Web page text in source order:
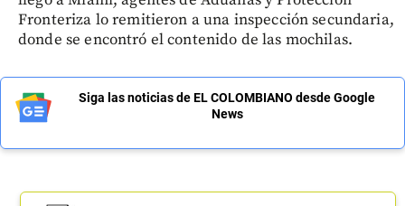
Fronteriza lo remitieron a una inspección secundaria,
donde se encontró el contenido de las mochilas.
Siga las noticias de EL COLOMBIANO desde Google
News